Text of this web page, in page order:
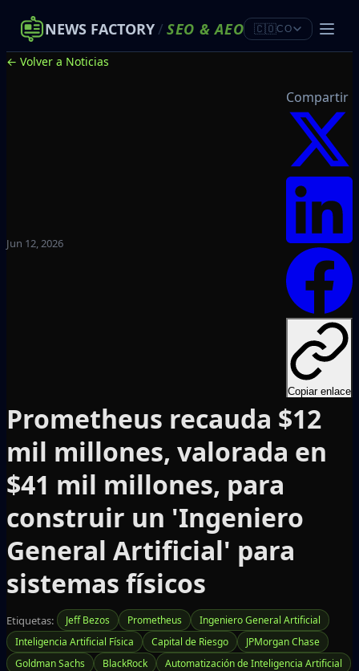
NEWS FACTORY/ SEO &AEO 🇨🇴CO
← Volver a Noticias
Jun 12, 2026
Compartir
Copiar enlace
Prometheus recauda $12
mil millones, valorada en
$41 mil millones, para
construir un 'Ingeniero
General Artificial' para
sistemas físicos
Etiquetas: Jeff Bezos Prometheus
Ingeniero General Artificial
Inteligencia Artificial Física
Capital de Riesgo
JPMorgan Chase
Goldman Sachs
BlackRock
Automatización de Inteligencia Artificial